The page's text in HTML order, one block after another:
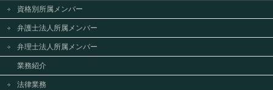
資格別所属メンバー
弁護士法人所属メンバー
弁理士法人所属メンバー
業務紹介
法律業務